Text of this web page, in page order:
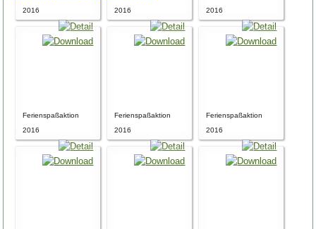
2016
2016
2016
Ferienspaßaktion
2016
Ferienspaßaktion
2016
Ferienspaßaktion
2016